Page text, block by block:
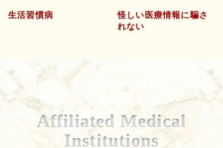
生活習慣病
怪しい医療情報に騙さ
れない
Affiliated Medical
Institutions